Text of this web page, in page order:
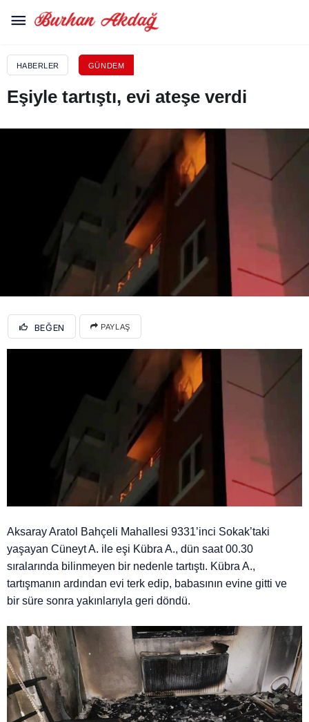
HABERLER GÜNDEM
Eşiyle tartıştı, evi ateşe verdi
BEĞEN PAYLAŞ
Aksaray Aratol Bahçeli Mahallesi 9331’inci Sokak’taki
yaşayan Cüneyt A. ile eşi Kübra A., dün saat 00.30
sıralarında bilinmeyen bir nedenle tartıştı. Kübra A.,
tartışmanın ardından evi terk edip, babasının evine gitti ve
bir süre sonra yakınlarıyla geri döndü.